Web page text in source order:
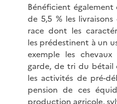
Bénéficient
de 5,5 % les livraisons
race dont les
les prédestinent à un
exemple les
garde, de tri du bétail
les activités de pré-
pension de ces
production agricole,